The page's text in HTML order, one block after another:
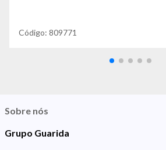
Código: 809771
Sobre nós
Grupo Guarida